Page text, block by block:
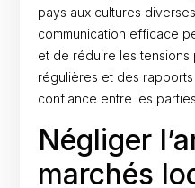
pays aux cultures
communication efficace
et de réduire les tensions
régulières et des
confiance entre les
Négliger
marchés